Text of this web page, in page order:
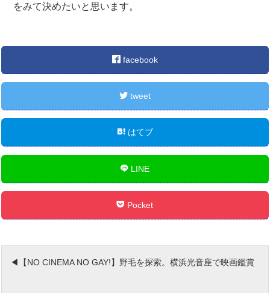
をみて決めたいと思います。
facebook
tweet
はてブ
LINE
Pocket
【NO CINEMA NO GAY!】野毛を探索。横浜光音座で映画鑑賞